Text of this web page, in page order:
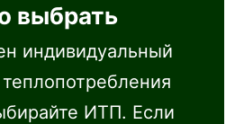
выбрать
индивидуальный
ИТП. Если